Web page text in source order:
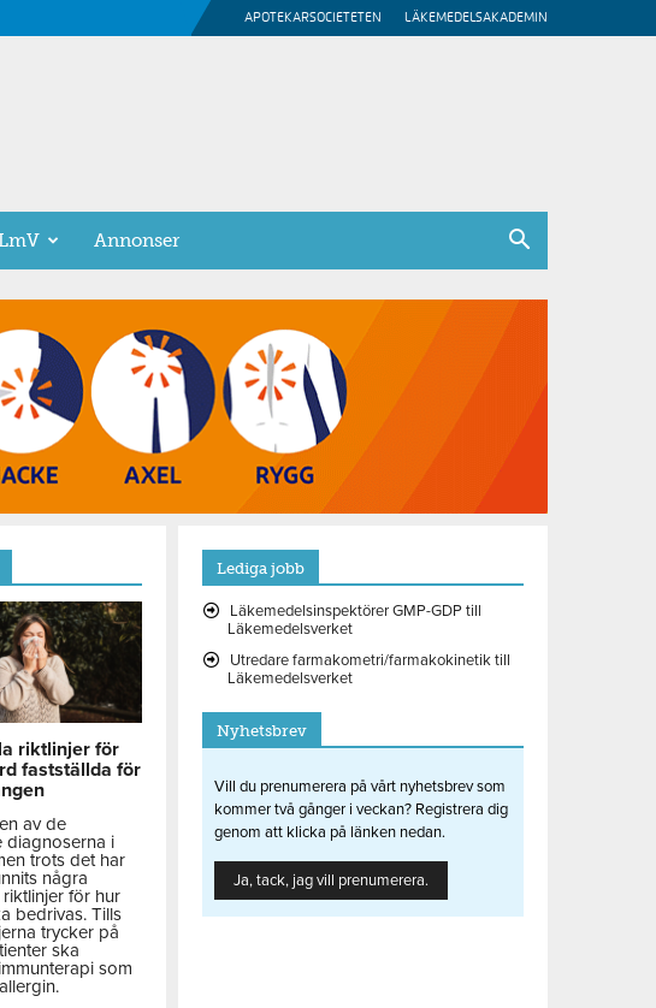
APOTEKARSOCIETETEN LÄKEMEDELSAKADEMIN
Annonser
riktlinjer för
fastställda för
av de
diagnoserna i
trots det har
några
för hur
bedrivas. Tills
trycker på
ska
som
Lediga jobb
Läkemedelsinspektörer GMP-GDP till
Läkemedelsverket
Utredare farmakometri/farmakokinetik till
Läkemedelsverket
Nyhetsbrev
Vill du prenumerera på vårt nyhetsbrev som
kommer två gånger i veckan? Registrera dig
genom att klicka på länken nedan.
Ja, tack, jag vill prenumerera.